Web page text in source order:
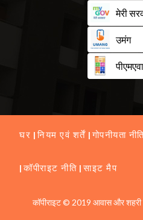
मेरी
उमंग
घर नियम एवं शर्तें गोपनीयता
कॉपीराइट नीति साइट मैप
कॉपीराइट © 2019 आवास और शहरी